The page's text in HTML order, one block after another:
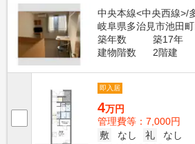
中央本線<中央西線>/
岐阜県多治見市池田町
築年数
築17年
建物階数
2階建
即入居
4万円
管理費等：7,000円
敷
なし 礼
なし